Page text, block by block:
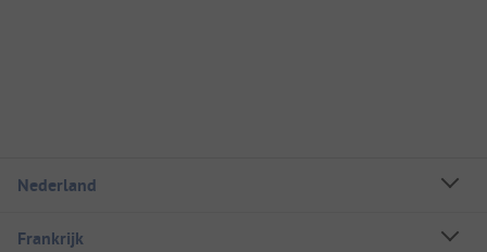
Nederland
Frankrijk